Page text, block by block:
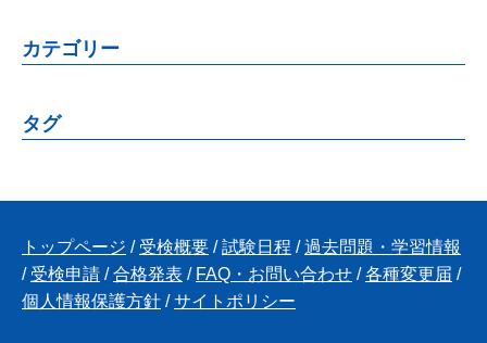
カテゴリー
タグ
トップページ / 受検概要 /試験日程 /過去問題・学習情報
/ 受検申請 /合格発表 / FAQ・お問い合わせ /各種変更届 /
個人情報保護方針 /サイトポリシー